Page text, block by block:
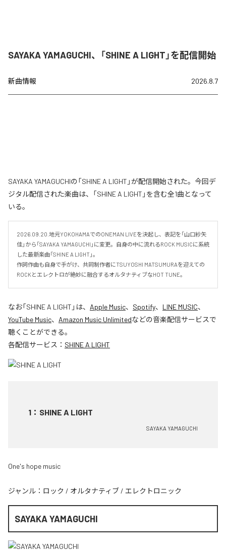
SAYAKA YAMAGUCHI、「SHINE A LIGHT」を配信開始
新曲情報 2026.8.7
SAYAKA YAMAGUCHIの「SHINE A LIGHT」が配信開始された。今回デ
ジタル配信された楽曲は、「SHINE A LIGHT」を含む全1曲となって
いる。
2026.09.20.地元YOKOHAMAでのONEMAN LIVEを決起し、表記を「山口紗矢
佳」から「SAYAKA YAMAGUCHI」に変更。自身の中に流れるROCK MUSICに系統
した最新楽曲「SHINE A LIGHT」。
作詞作曲も自身で手がけ、共同制作者にTSUYOSHI MATSUMURAを迎えての
ROCKとエレクトロが絶妙に融合するオルタナティブなHOT TUNE。
なお「SHINE A LIGHT 」は、 Apple Music、 Spotify、 LINE MUSIC、
YouTube Music、 Amazon Music Unlimitedなどの音楽配信サービスで
聴くことができる。
各配信サービス： SHINE A LIGHT
1 ： SHINE A LIGHT
SAYAKA YAMAGUCHI
One's hope music
ジャンル： ロック / オルタナティブ / エレクトロニック
SAYAKA YAMAGUCHI